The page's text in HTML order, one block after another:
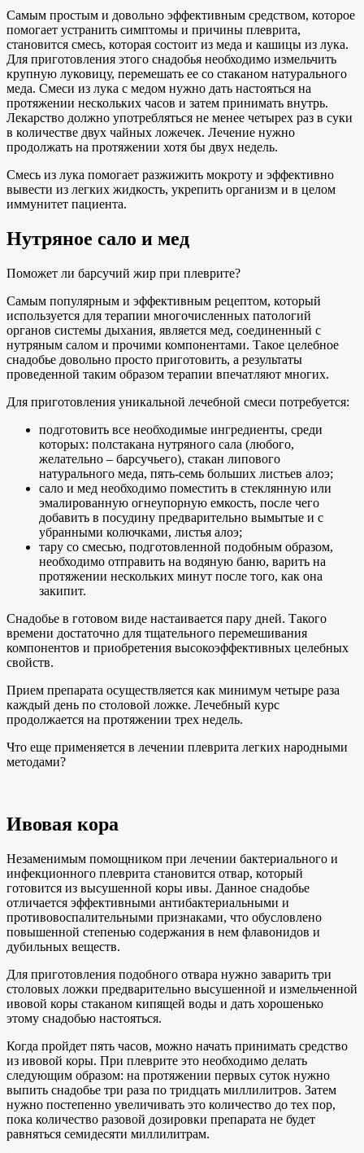
Самым простым и довольно эффективным средством, которое
помогает устранить симптомы и причины плеврита,
становится смесь, которая состоит из меда и кашицы из лука.
Для приготовления этого снадобья необходимо измельчить
крупную луковицу, перемешать ее со стаканом натурального
меда. Смеси из лука с медом нужно дать настояться на
протяжении нескольких часов и затем принимать внутрь.
Лекарство должно употребляться не менее четырех раз в суки
в количестве двух чайных ложечек. Лечение нужно
продолжать на протяжении хотя бы двух недель.
Смесь из лука помогает разжижить мокроту и эффективно
вывести из легких жидкость, укрепить организм и в целом
иммунитет пациента.
Нутряное сало и мед
Поможет ли барсучий жир при плеврите?
Самым популярным и эффективным рецептом, который
используется для терапии многочисленных патологий
органов системы дыхания, является мед, соединенный с
нутряным салом и прочими компонентами. Такое целебное
снадобье довольно просто приготовить, а результаты
проведенной таким образом терапии впечатляют многих.
Для приготовления уникальной лечебной смеси потребуется:
подготовить все необходимые ингредиенты, среди
которых: полстакана нутряного сала (любого,
желательно – барсучьего), стакан липового
натурального меда, пять-семь больших листьев алоэ;
сало и мед необходимо поместить в стеклянную или
эмалированную огнеупорную емкость, после чего
добавить в посудину предварительно вымытые и с
убранными колючками, листья алоэ;
тару со смесью, подготовленной подобным образом,
необходимо отправить на водяную баню, варить на
протяжении нескольких минут после того, как она
закипит.
Снадобье в готовом виде настаивается пару дней. Такого
времени достаточно для тщательного перемешивания
компонентов и приобретения высокоэффективных целебных
свойств.
Прием препарата осуществляется как минимум четыре раза
каждый день по столовой ложке. Лечебный курс
продолжается на протяжении трех недель.
Что еще применяется в лечении плеврита легких народными
методами?
Ивовая кора
Незаменимым помощником при лечении бактериального и
инфекционного плеврита становится отвар, который
готовится из высушенной коры ивы. Данное снадобье
отличается эффективными антибактериальными и
противовоспалительными признаками, что обусловлено
повышенной степенью содержания в нем флавонидов и
дубильных веществ.
Для приготовления подобного отвара нужно заварить три
столовых ложки предварительно высушенной и измельченной
ивовой коры стаканом кипящей воды и дать хорошенько
этому снадобью настояться.
Когда пройдет пять часов, можно начать принимать средство
из ивовой коры. При плеврите это необходимо делать
следующим образом: на протяжении первых суток нужно
выпить снадобье три раза по тридцать миллилитров. Затем
нужно постепенно увеличивать это количество до тех пор,
пока количество разовой дозировки препарата не будет
равняться семидесяти миллилитрам.